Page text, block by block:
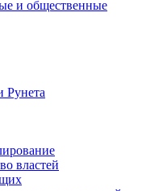
и общественные
Рунета
властей